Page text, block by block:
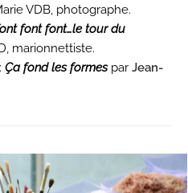
VDB, photographe.
font font…le tour du
marionnettiste.
: Ça fond les formespar Jean-